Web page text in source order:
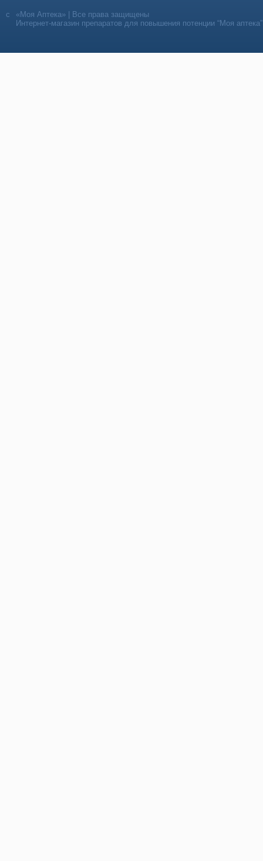
«Моя Аптека» | Все права защищены
Интернет-магазин препаратов для повышения потенции “Моя